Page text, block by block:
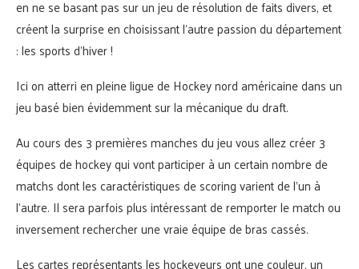
en ne se basant pas sur un jeu de résolution de faits divers, et
créent la surprise en choisissant l’autre passion du département
: les sports d’hiver !
Ici on atterri en pleine ligue de Hockey nord américaine dans un
jeu basé bien évidemment sur la mécanique du draft.
Au cours des 3 premières manches du jeu vous allez créer 3
équipes de hockey qui vont participer à un certain nombre de
matchs dont les caractéristiques de scoring varient de l’un à
l’autre. Il sera parfois plus intéressant de remporter le match ou
inversement rechercher une vraie équipe de bras cassés.
Les cartes représentants les hockeyeurs ont une couleur, un